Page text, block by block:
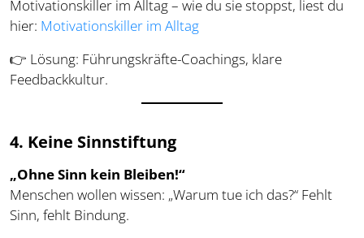
Motivationskiller im Alltag – wie du sie stoppst, liest du
hier: Motivationskiller im Alltag
👉 Lösung: Führungskräfte-Coachings, klare
Feedbackkultur.
4. Keine Sinnstiftung
„Ohne Sinn kein Bleiben!“
Menschen wollen wissen: „Warum tue ich das?“ Fehlt
Sinn, fehlt Bindung.